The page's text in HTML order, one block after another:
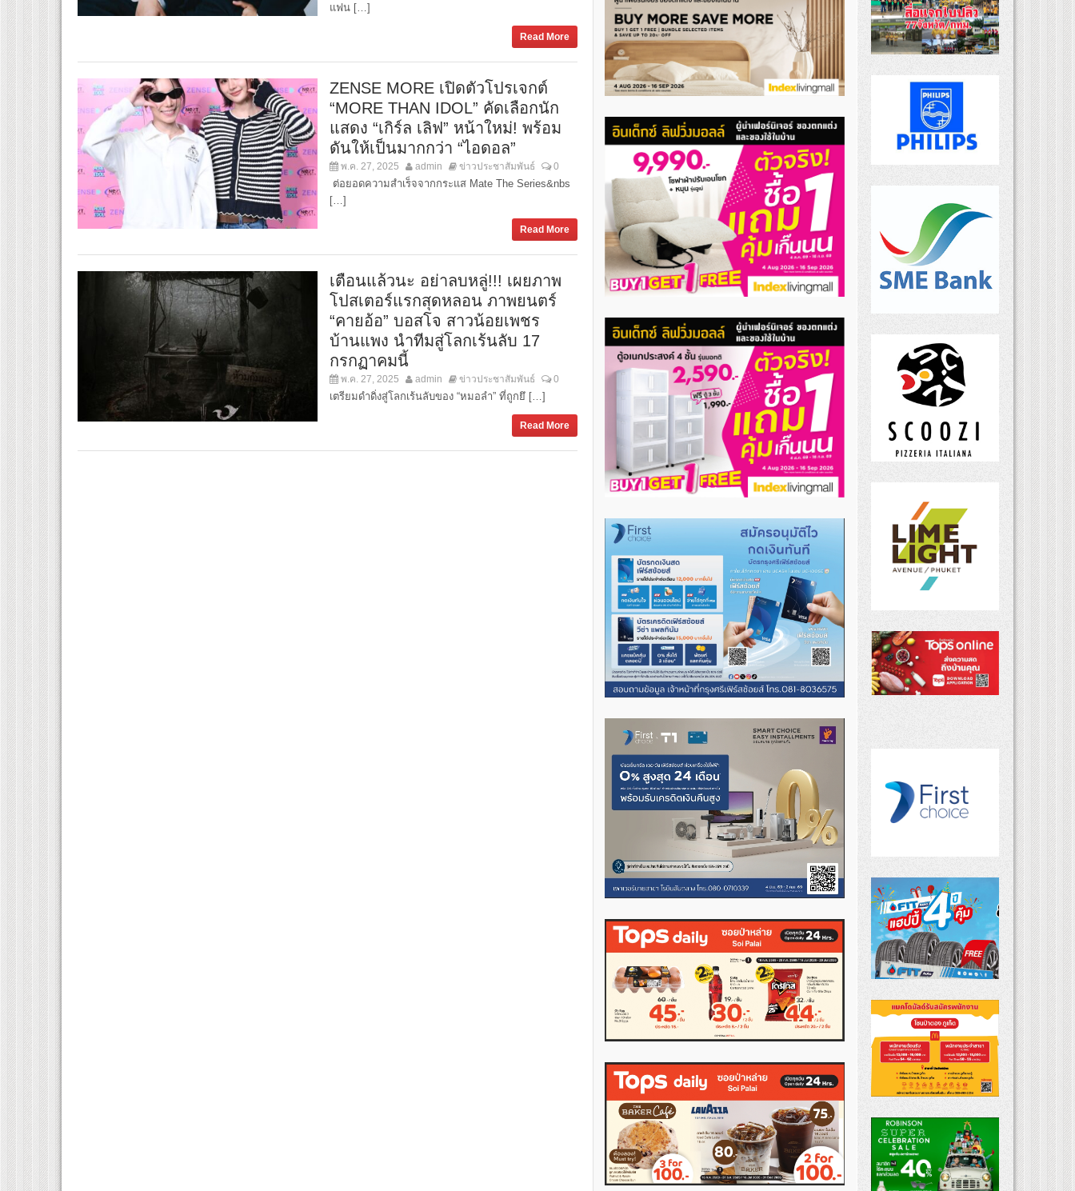
แฟน […]
Read More
ZENSE MORE เปิดตัวโปรเจกต์
“MORE THAN IDOL” คัดเลือกนัก
แสดง “เกิร์ล เลิฟ” หน้าใหม่! พร้อม
ดันให้เป็นมากกว่า “ไอดอล”
พ.ค. 27, 2025 admin ข่าวประชาสัมพันธ์ 0
ต่อยอดความสำเร็จจากกระแส Mate The Series&nbs
[…]
Read More
เตือนแล้วนะ อย่าลบหลู่!!! เผยภาพ
โปสเตอร์แรกสุดหลอน ภาพยนตร์
“คายอ้อ” บอสโจ สาวน้อยเพชร
บ้านแพง นำทีมสู่โลกเร้นลับ 17
กรกฏาคมนี้
พ.ค. 27, 2025 admin ข่าวประชาสัมพันธ์ 0
เตรียมดำดิ่งสู่โลกเร้นลับของ “หมอลำ” ที่ถูกยึ […]
Read More